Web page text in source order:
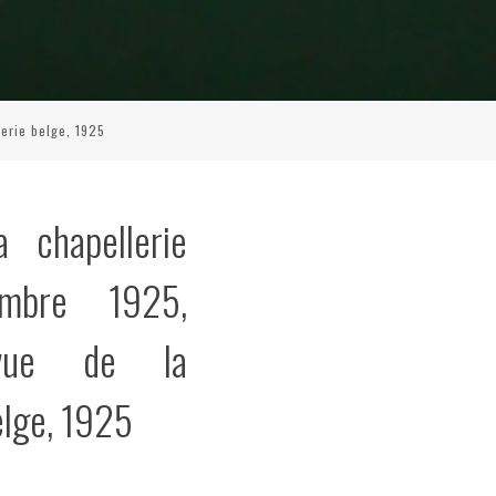
belge, 1925
1925,
de la
1925